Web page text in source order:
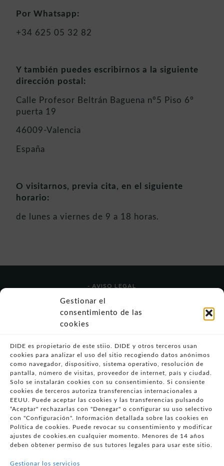
Gestionar el
consentimiento de las
cookies
DIDE es propietario de este stiio. DIDE y otros terceros usan
cookies para analizar el uso del sitio recogiendo datos anónimos
como navegador, dispositivo, sistema operativo, resolución de
pantalla, número de visitas, proveedor de internet, país y ciudad.
Solo se instalarán cookies con su consentimiento. Si consiente
cookies de terceros autoriza transferencias internacionales a
EEUU. Puede aceptar las cookies y las transferencias pulsando
“Aceptar" rechazarlas con "Denegar" o configurar su uso selectivo
con "Configuración". Información detallada sobre las cookies en
Política de cookies. Puede revocar su consentimiento y modificar
ajustes de cookies.en cualquier momento. Menores de 14 años
deben obtener permiso de sus tutores legales para usar este sitio.
Gestionar los servicios
Por Whatsapp:
+34 625 05 32 82
Y también puedes escribirnos a la siguiente
dirección postal:
Calle Profesor Beltrán Baguena nº5 Piso 6º
puerta 19
46009-Valencia
España
O visitarnos, previa cita, en el siguiente
horario:
de lunes a viernes de 9 a 18 horas.
- AVISO LEGAL
- POLÍTICA DE USO
- POLÍTICA DE PRIVACIDAD
- POLÍTICA DE COOKIES (UE)
VULNERABILIDADES
- CONDICIONES PARTICULARES DE COMPRA
- GUÍA DE COMPRA
- GUÍA DE PRIVACIDAD
- DESISTIMIENTO
- ATENCIÓN AL CLIENTE
- PRESENCIA EN MEDIOS